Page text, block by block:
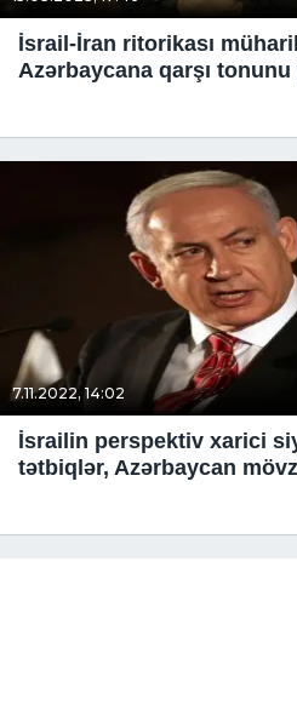
İsrail-İran ritorikası
Azərbaycana qarşı
7.11.2022, 14:02
İsrailin perspektiv xarici
tətbiqlər, Azərbaycan